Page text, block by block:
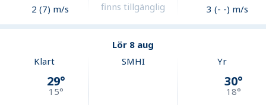
2 (7) m/s
finns tillgänglig
3 (- -) m/s
Lör 8 aug
Klart
29°
15°
SMHI Yr
30°
18°